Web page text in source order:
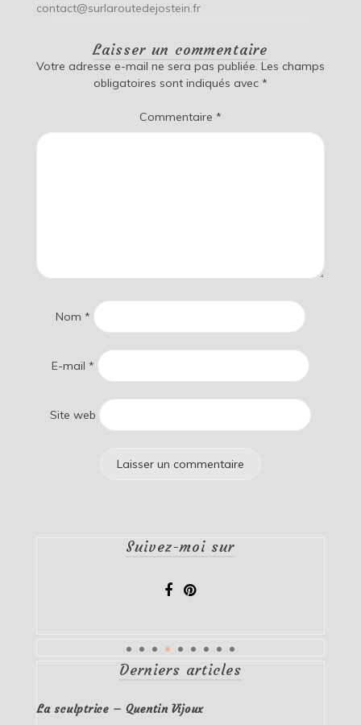
contact@surlaroutedejostein.fr
Laisser un commentaire
Votre adresse e-mail ne sera pas publiée. Les champs
obligatoires sont indiqués avec *
Commentaire *
Nom *
E-mail *
Site web
Suivez-moi sur
Derniers articles
La sculptrice – Quentin Vijoux